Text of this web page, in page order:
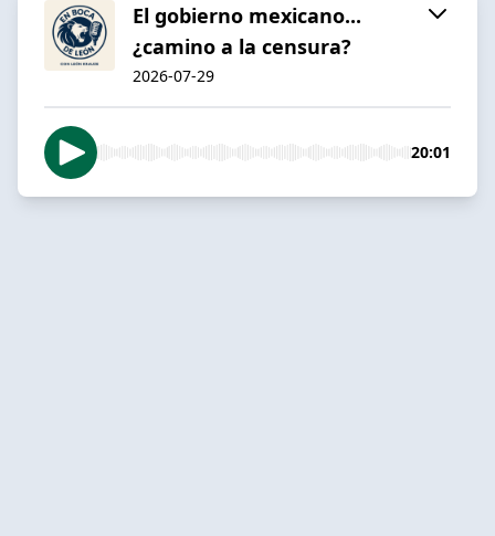
El gobierno mexicano...
¿camino a la censura?
2026-07-29
20:01